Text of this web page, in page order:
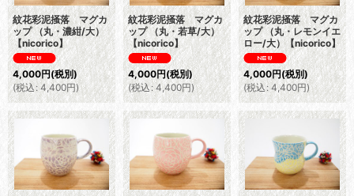
紋花彩泥掻落 マグカ
ップ （丸・濃紺/大）
【nicorico】
4,000円(税別)
(税込 : 4,400円)
紋花彩泥掻落 マグカ
ップ （丸・若草/大）
【nicorico】
4,000円(税別)
(税込: 4,400円)
紋花彩泥掻落 マグカ
ップ （丸・レモンイエ
ロー/大）【nicorico】
4,000円(税別)
(税込: 4,400円)